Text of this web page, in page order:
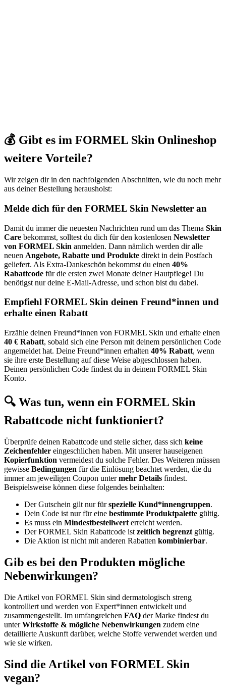
💰 Gibt es im FORMEL Skin Onlineshop
weitere Vorteile?
Wir zeigen dir in den nachfolgenden Abschnitten, wie du noch mehr
aus deiner Bestellung herausholst:
Melde dich für den FORMEL Skin Newsletter an
Damit du immer die neuesten Nachrichten rund um das Thema Skin
Care bekommst, solltest du dich für den kostenlosen Newsletter
von FORMEL Skin anmelden. Dann nämlich werden dir alle
neuen Angebote, Rabatte und Produkte direkt in dein Postfach
geliefert. Als Extra-Dankeschön bekommst du einen 40%
Rabattcode für die ersten zwei Monate deiner Hautpflege! Du
benötigst nur deine E-Mail-Adresse, und schon bist du dabei.
Empfiehl FORMEL Skin deinen Freund*innen und
erhalte einen Rabatt
Erzähle deinen Freund*innen von FORMEL Skin und erhalte einen
40 € Rabatt, sobald sich eine Person mit deinem persönlichen Code
angemeldet hat. Deine Freund*innen erhalten 40% Rabatt, wenn
sie ihre erste Bestellung auf diese Weise abgeschlossen haben.
Deinen persönlichen Code findest du in deinem FORMEL Skin
Konto.
🔍 Was tun, wenn ein FORMEL Skin
Rabattcode nicht funktioniert?
Überprüfe deinen Rabattcode und stelle sicher, dass sich keine
Zeichenfehler eingeschlichen haben. Mit unserer hauseigenen
Kopierfunktion vermeidest du solche Fehler. Des Weiteren müssen
gewisse Bedingungen für die Einlösung beachtet werden, die du
immer am jeweiligen Coupon untermehr Details findest.
Beispielsweise können diese folgendes beinhalten:
Der Gutschein gilt nur fürspezielle Kund*innengruppen.
Dein Code ist nur für eine bestimmte Produktpalette gültig.
Es muss ein Mindestbestellwert erreicht werden.
Der FORMEL Skin Rabattcode ist zeitlich begrenzt gültig.
Die Aktion ist nicht mit anderen Rabatten kombinierbar.
Gib es bei den Produkten mögliche
Nebenwirkungen?
Die Artikel von FORMEL Skin sind dermatologisch streng
kontrolliert und werden von Expert*innen entwickelt und
zusammengestellt. Im umfangreichen FAQ der Marke findest du
unterWirkstoffe & mögliche Nebenwirkungen zudem eine
detaillierte Auskunft darüber, welche Stoffe verwendet werden und
wie sie wirken.
Sind die Artikel von FORMEL Skin
vegan?